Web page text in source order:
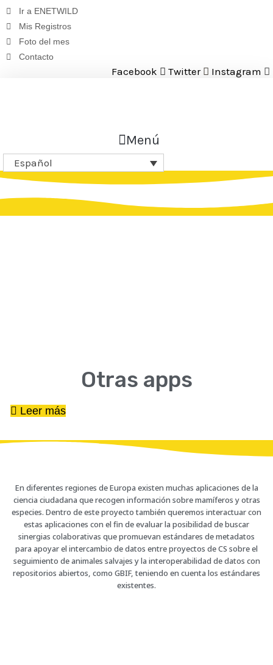
Saltar
al
contenido
Ir a ENETWILD
Mis Registros
Foto del mes
Contacto
Facebook Twitter Instagram
Menú
Español
Otras apps
Leer más
En diferentes regiones de Europa existen muchas aplicaciones de la
ciencia ciudadana que recogen información sobre mamíferos y otras
especies. Dentro de este proyecto también queremos interactuar con
estas aplicaciones con el fin de evaluar la posibilidad de buscar
sinergias colaborativas que promuevan estándares de metadatos
para apoyar el intercambio de datos entre proyectos de CS sobre el
seguimiento de animales salvajes y la interoperabilidad de datos con
repositorios abiertos, como GBIF, teniendo en cuenta los estándares
existentes.